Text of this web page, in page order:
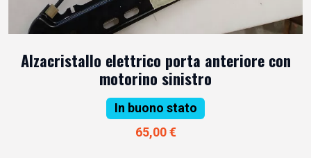
Alzacristallo elettrico porta anteriore con
motorino sinistro
In buono stato
65,00 €